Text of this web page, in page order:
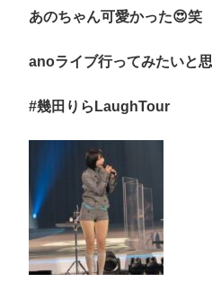
あのちゃん可愛かった😍笑
anoライブ行ってみたいと
#幾田りらLaughTour